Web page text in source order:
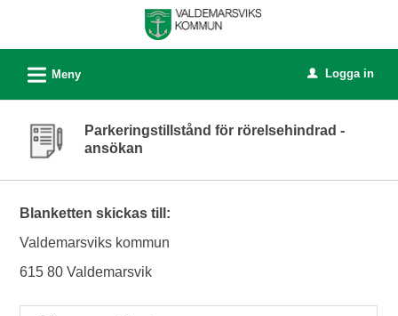
tjänster
Valdemarsviks
kommun
L Meny u Logga in
Parkeringstillstånd för rörelsehindrad -
ansökan
Blanketten skickas till:
Valdemarsviks kommun
615 80 Valdemarsvik